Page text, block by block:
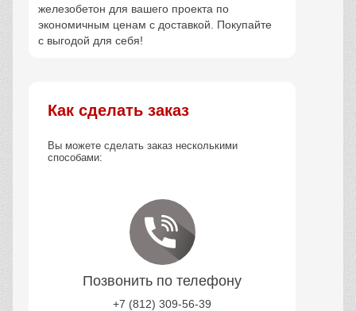
железобетон для вашего проекта по
экономичным ценам с доставкой. Покупайте
с выгодой для себя!
Как сделать заказ
Вы можете сделать заказ несколькими
способами:
Позвонить по телефону
+7 (812) 309-56-39